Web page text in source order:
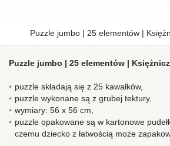
Puzzle jumbo | 25 elementów |
Puzzle jumbo | 25 elementów |
puzzle składają się z 25 kawałków,
puzzle wykonane są z grubej tektury,
wymiary: 56 x 56 cm,
puzzle opakowane są w kartonowe
czemu dziecko z łatwością może